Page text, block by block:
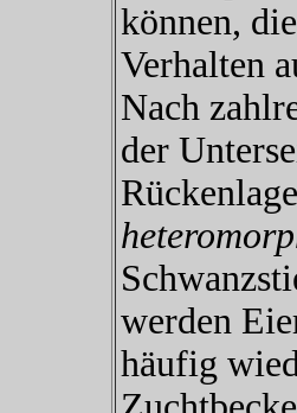
können,
Verhalten
Nach
der
werden
häufig